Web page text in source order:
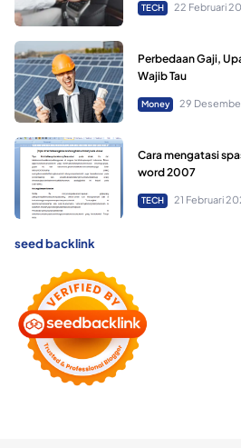
TECH 22 Februari
Perbedaan Gaji,
Wajib Tau
Money 29
Cara mengatasi
word 2007
TECH 21 Februari
seed backlink